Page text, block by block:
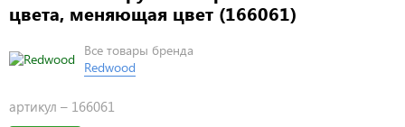
цвета, меняющая цвет (166061)
Все товары бренда
Redwood
артикул – 166061